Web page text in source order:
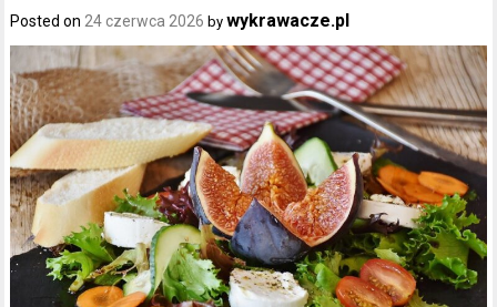
Posted on 24 czerwca 2026 bywykrawacze.pl